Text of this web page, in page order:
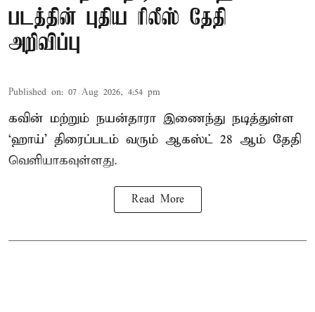
படத்தின் புதிய ரிலீஸ் தேதி
அறிவிப்பு
Published on: 07 Aug 2026, 4:54 pm
கவின் மற்றும் நயன்தாரா இணைந்து நடித்துள்ள
‘ஹாய்’ திரைப்படம் வரும் ஆகஸ்ட் 28 ஆம் தேதி
வெளியாகவுள்ளது.
Read More